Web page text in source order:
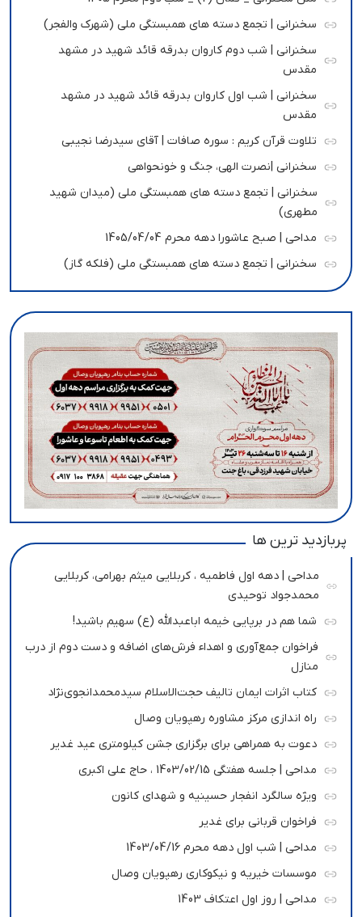
سخنرانی | تجمع دسته های همبستگی ملی (شهرک والفجر)
سخنرانی | شب دوم کاروان بدرقه قائد شهید در مشهد
مقدس
سخنرانی | شب اول کاروان بدرقه قائد شهید در مشهد
مقدس
تلاوت قرآن کریم : سوره صافات | آقای سیدرضا نجیبی
سخنرانی |نصرت الهی، جنگ و خونحواهی
سخنرانی | تجمع دسته های همبستگی ملی (میدان شهید
مطهری)
مداحی | صبح عاشورا دهه محرم 1405/04/04
سخنرانی | تجمع دسته های همبستگی ملی (فلکه گاز)
پربازدید ترین ها
مداحی | دهه اول فاطمیه ، کربلایی میثم بهرامی، کربلایی
محمدجواد توحیدی
شما هم در برپایی خیمه اباعبدالله (ع) سهیم باشید!
فراخوان جمع‌آوری و اهداء فرش‌های اضافه و دست دوم از درب
منازل
کتاب اثرات ایمان تالیف حجت‌الاسلام سیدمحمدانجوی‌نژاد
راه اندازی مرکز مشاوره رهپویان وصال
دعوت به همراهی برای برگزاری جشن کیلومتری عید غدیر
مداحی | جلسه هفتگی 1403/02/15 ، حاج علی اکبری
ویژه سالگرد انفجار حسینیه و شهدای کانون
فراخوان قربانی برای غدیر
مداحی | شب اول دهه محرم 1403/04/16
موسسات خیریه و نیکوکاری رهپویان وصال
مداحی | روز اول اعتکاف 1403